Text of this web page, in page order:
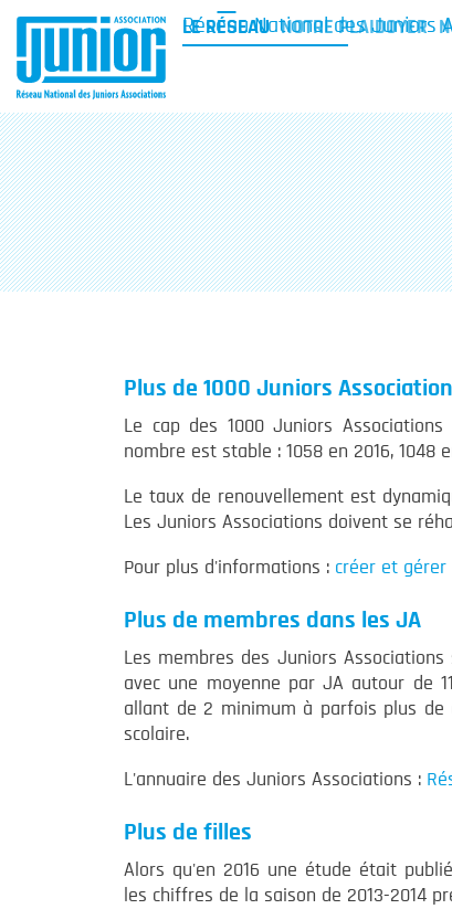
Réseau National des Juniors
LE RÉSEAU NOTRE PLAIDOYER
Plus de 1000 Juniors
Le cap des 1000 Juniors
nombre est stable : 1058 en 2016, 1048
Le taux de renouvellement est
Les Juniors Associations doivent se
Pour plus d'informations : créer et gérer
Plus de membres dans les JA
Les membres des Juniors
avec une moyenne par JA autour de
allant de 2 minimum à parfois plus de
scolaire.
L'annuaire des Juniors Associations :
Plus de filles
Alors qu'en 2016 une étude était
les chiffres de la saison de 2013-2014